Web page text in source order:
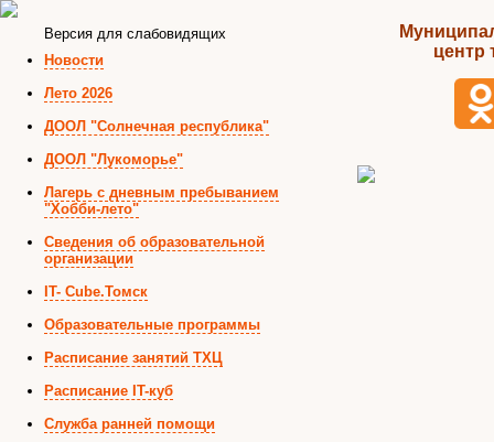
Версия для слабовидящих
Новости
Лето 2026
ДООЛ "Солнечная республика"
ДООЛ "Лукоморье"
Лагерь с дневным пребыванием
"Хобби-лето"
Сведения об образовательной
организации
IT- Cube.Томск
Образовательные программы
Расписание занятий ТХЦ
Расписание IT-куб
Служба ранней помощи
центр